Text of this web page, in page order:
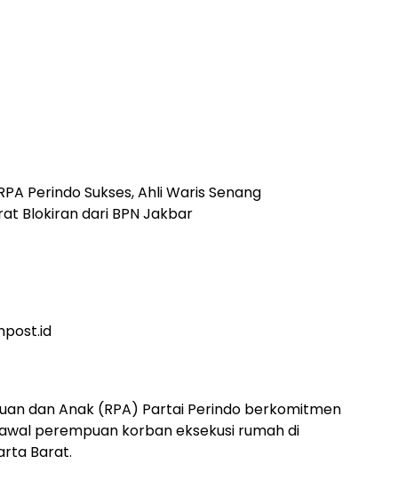
Perindo Sukses, Ahli Waris Senang
Blokiran dari BPN Jakbar
dan Anak (RPA) Partai Perindo berkomitmen
perempuan korban eksekusi rumah di
Barat.